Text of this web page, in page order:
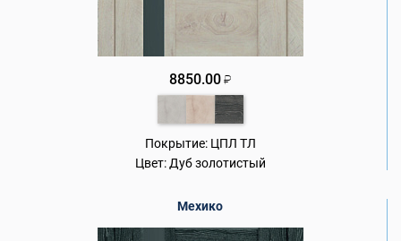
8850.00 ₽
Покрытие: ЦПЛ ТЛ
Цвет: Дуб золотистый
Мехико